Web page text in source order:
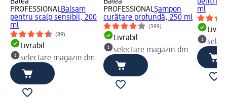
PROFESSIONALBalsam
pentru scalp sensibil, 200
ml
(89)
Livrabil
selectare magazin dm
PROFESSIONALȘampon
curățare profundă, 250 ml
(399)
Livrabil
selectare magazin dm
ml